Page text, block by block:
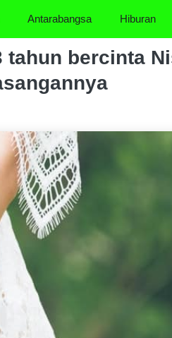
Antarabangsa Hiburan
tahun bercinta